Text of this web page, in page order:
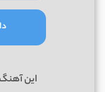
این